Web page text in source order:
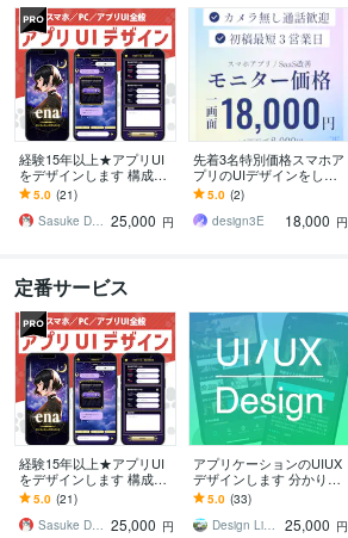
経験15年以上★アプリUI
をデザインします 構成案
やラフをもとに、UI設計
や改修もご相談いただけ
ます
5.0 (21)
Sasuke Design 25,000 円
先着3名特別価格スマホア
プリのUIデザインをしま
す 通話不要・Figma納
品・モニター価格で本格U
Iデザイン
5.0 (2)
design3E
18,000 円
定番サービス
経験15年以上★アプリUI
をデザインします 構成案
やラフをもとに、UI設計
や改修もご相談いただけ
ます
5.0 (21)
Sasuke Design 25,000 円
アプリケーションのUIUX
デザインします 分かりや
すい、使いやすいデザイ
ンを追求します！
5.0 (33)
Design Libero ｜ スギモト
25,000 円